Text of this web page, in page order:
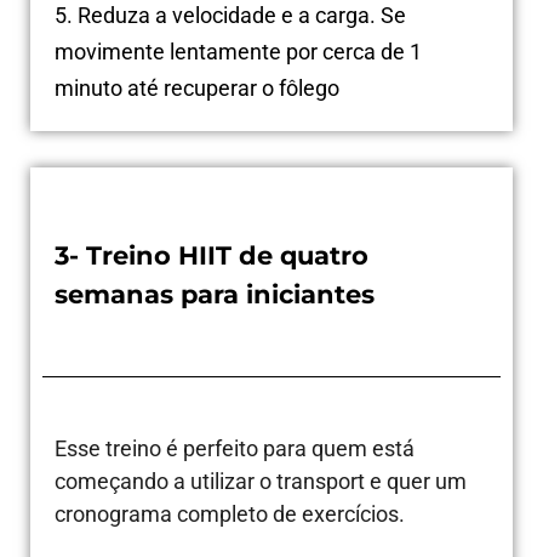
5. Reduza a velocidade e a carga. Se
movimente lentamente por cerca de 1
minuto até recuperar o fôlego
3- Treino HIIT de quatro
semanas para iniciantes
Esse treino é perfeito para quem está
começando a utilizar o transport e quer um
cronograma completo de exercícios.